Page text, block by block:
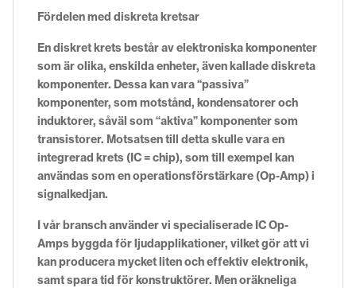
Fördelen med diskreta kretsar
En diskret krets består av elektroniska komponenter
som är olika, enskilda enheter, även kallade diskreta
komponenter. Dessa kan vara “passiva”
komponenter, som motstånd, kondensatorer och
induktorer, såväl som “aktiva” komponenter som
transistorer. Motsatsen till detta skulle vara en
integrerad krets (IC = chip), som till exempel kan
användas som en operationsförstärkare (Op-Amp) i
signalkedjan.
I vår bransch använder vi specialiserade IC Op-
Amps byggda för ljudapplikationer, vilket gör att vi
kan producera mycket liten och effektiv elektronik,
samt spara tid för konstruktörer. Men oräkneliga